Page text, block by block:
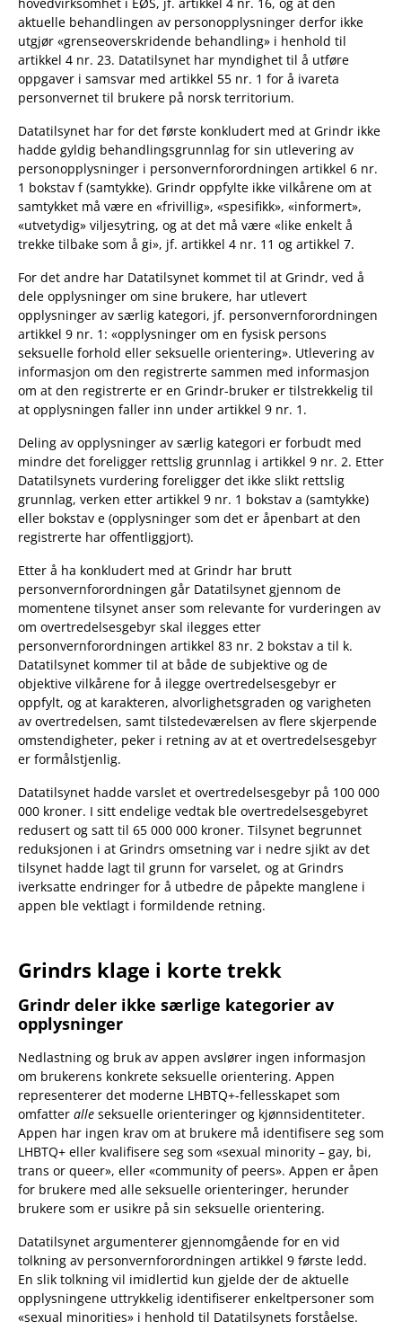
aktuelle behandlingen av personopplysninger derfor ikke
utgjør «grenseoverskridende behandling» i henhold til
artikkel 4 nr. 23. Datatilsynet har myndighet til å utføre
oppgaver i samsvar med artikkel 55 nr. 1 for å ivareta
personvernet til brukere på norsk territorium.
Datatilsynet har for det første konkludert med at Grindr ikke
hadde gyldig behandlingsgrunnlag for sin utlevering av
personopplysninger i personvernforordningen artikkel 6 nr.
1 bokstav f (samtykke). Grindr oppfylte ikke vilkårene om at
samtykket må være en «frivillig», «spesifikk», «informert»,
«utvetydig» viljesytring, og at det må være «like enkelt å
trekke tilbake som å gi», jf. artikkel 4 nr. 11 og artikkel 7.
For det andre har Datatilsynet kommet til at Grindr, ved å
dele opplysninger om sine brukere, har utlevert
opplysninger av særlig kategori, jf. personvernforordningen
artikkel 9 nr. 1: «opplysninger om en fysisk persons
seksuelle forhold eller seksuelle orientering». Utlevering av
informasjon om den registrerte sammen med informasjon
om at den registrerte er en Grindr-bruker er tilstrekkelig til
at opplysningen faller inn under artikkel 9 nr. 1.
Deling av opplysninger av særlig kategori er forbudt med
mindre det foreligger rettslig grunnlag i artikkel 9 nr. 2. Etter
Datatilsynets vurdering foreligger det ikke slikt rettslig
grunnlag, verken etter artikkel 9 nr. 1 bokstav a (samtykke)
eller bokstav e (opplysninger som det er åpenbart at den
registrerte har offentliggjort).
Etter å ha konkludert med at Grindr har brutt
personvernforordningen går Datatilsynet gjennom de
momentene tilsynet anser som relevante for vurderingen av
om overtredelsesgebyr skal ilegges etter
personvernforordningen artikkel 83 nr. 2 bokstav a til k.
Datatilsynet kommer til at både de subjektive og de
objektive vilkårene for å ilegge overtredelsesgebyr er
oppfylt, og at karakteren, alvorlighetsgraden og varigheten
av overtredelsen, samt tilstedeværelsen av flere skjerpende
omstendigheter, peker i retning av at et overtredelsesgebyr
er formålstjenlig.
Datatilsynet hadde varslet et overtredelsesgebyr på 100 000
000 kroner. I sitt endelige vedtak ble overtredelsesgebyret
redusert og satt til 65 000 000 kroner. Tilsynet begrunnet
reduksjonen i at Grindrs omsetning var i nedre sjikt av det
tilsynet hadde lagt til grunn for varselet, og at Grindrs
iverksatte endringer for å utbedre de påpekte manglene i
appen ble vektlagt i formildende retning.
Grindrs klage i korte trekk
Grindr deler ikke særlige kategorier av
opplysninger
Nedlastning og bruk av appen avslører ingen informasjon
om brukerens konkrete seksuelle orientering. Appen
representerer det moderne LHBTQ+-fellesskapet som
omfatter alle seksuelle orienteringer og kjønnsidentiteter.
Appen har ingen krav om at brukere må identifisere seg som
LHBTQ+ eller kvalifisere seg som «sexual minority – gay, bi,
trans or queer», eller «community of peers». Appen er åpen
for brukere med alle seksuelle orienteringer, herunder
brukere som er usikre på sin seksuelle orientering.
Datatilsynet argumenterer gjennomgående for en vid
tolkning av personvernforordningen artikkel 9 første ledd.
En slik tolkning vil imidlertid kun gjelde der de aktuelle
opplysningene uttrykkelig identifiserer enkeltpersoner som
«sexual minorities» i henhold til Datatilsynets forståelse.